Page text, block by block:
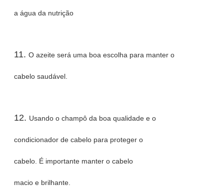
a água da nutrição
11. O azeite será uma boa escolha para manter o
cabelo saudável.
12. Usando o champô da boa qualidade e o
condicionador de cabelo para proteger o
cabelo. É importante manter o cabelo
macio e brilhante.